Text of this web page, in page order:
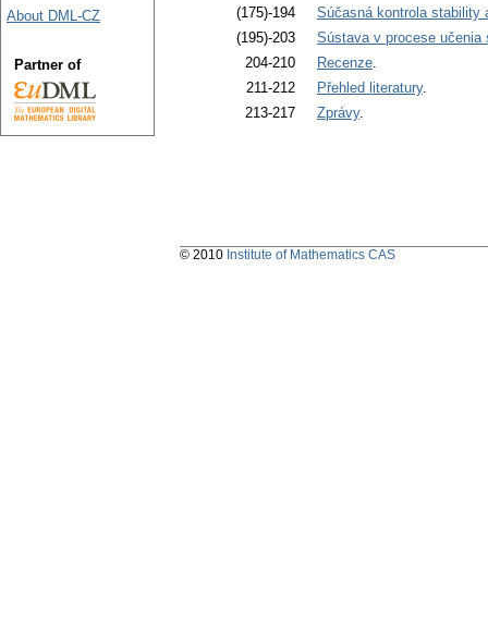
(175)-194
Súčasná kontrola stability
(195)-203
Sústava v procese učenia
204-210
Recenze.
211-212
Přehled literatury.
213-217
Zprávy.
About DML-CZ
Partner of
© 2010 Institute of Mathematics CAS